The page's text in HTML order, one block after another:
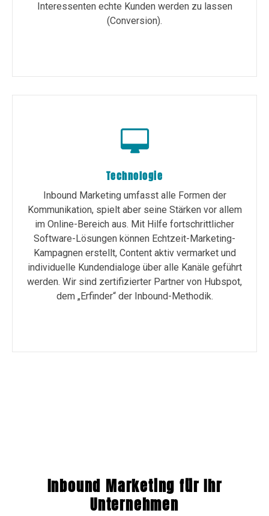
Interessenten echte Kunden werden zu lassen
(Conversion).
Technologie
Inbound Marketing umfasst alle Formen der
Kommunikation, spielt aber seine Stärken vor allem
im Online-Bereich aus. Mit Hilfe fortschrittlicher
Software-Lösungen können Echtzeit-Marketing-
Kampagnen erstellt, Content aktiv vermarket und
individuelle Kundendialoge über alle Kanäle geführt
werden. Wir sind zertifizierter Partner von Hubspot,
dem „Erfinder“ der Inbound-Methodik.
Inbound Marketing für Ihr
Unternehmen